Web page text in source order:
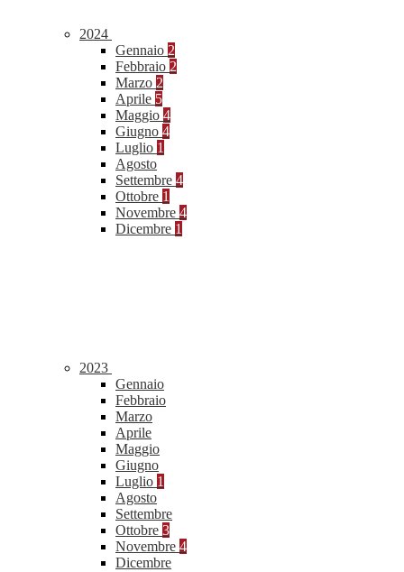
2024
Gennaio 2
Febbraio 2
Marzo 2
Aprile 5
Maggio 4
Giugno 4
Luglio 1
Agosto
Settembre 4
Ottobre 1
Novembre 4
Dicembre 1
2023
Gennaio
Febbraio
Marzo
Aprile
Maggio
Giugno
Luglio 1
Agosto
Settembre
Ottobre 3
Novembre 4
Dicembre